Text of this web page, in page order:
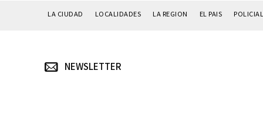
LA CIUDAD LOCALIDADES LA REGION EL PAIS
NEWSLETTER